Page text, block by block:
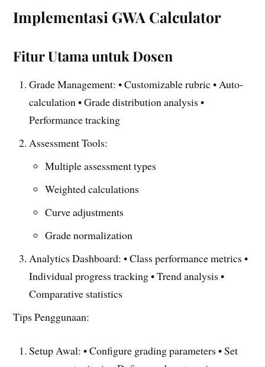
Implementasi GWA Calculator
Fitur Utama untuk Dosen
Grade Management: • Customizable rubric • Auto-
calculation • Grade distribution analysis •
Performance tracking
Assessment Tools:
Multiple assessment types
Weighted calculations
Curve adjustments
Grade normalization
Analytics Dashboard: • Class performance metrics •
Individual progress tracking • Trend analysis •
Comparative statistics
Tips Penggunaan:
Setup Awal: • Configure grading parameters • Set